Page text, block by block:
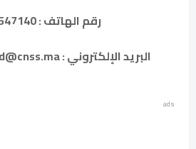
رقم الهاتف : 0522547140
البريد الإلكتروني : recrut2021.med@cnss.ma
ads